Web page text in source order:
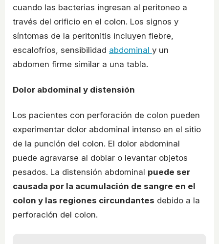
cuando las bacterias ingresan al peritoneo a
través del orificio en el colon. Los signos y
síntomas de la peritonitis incluyen fiebre,
escalofríos, sensibilidad abdominal y un
abdomen firme similar a una tabla.
Dolor abdominal y distensión
Los pacientes con perforación de colon pueden
experimentar dolor abdominal intenso en el sitio
de la punción del colon. El dolor abdominal
puede agravarse al doblar o levantar objetos
pesados. La distensión abdominal puede ser
causada por la acumulación de sangre en el
colon y las regiones circundantes debido a la
perforación del colon.